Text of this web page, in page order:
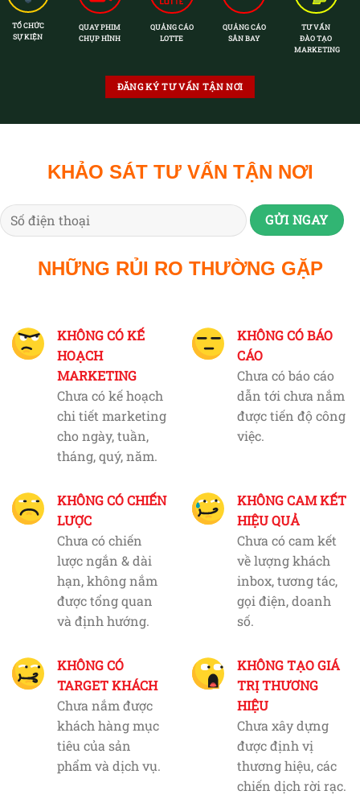
TỔ CHỨC
SỰ KIỆN
QUAY PHIM
CHỤP HÌNH
QUẢNG CÁO
LOTTE
QUẢNG CÁO
SÂN BAY
TƯ VẤN
ĐÀO TẠO
MARKETING
ĐĂNG KÝ TƯ VẤN TẬN NƠI
KHẢO SÁT TƯ VẤN TẬN NƠI
NHỮNG RỦI RO THƯỜNG GẶP
KHÔNG CÓ KẾ
HOẠCH
MARKETING
Chưa có kế hoạch
chi tiết marketing
cho ngày, tuần,
tháng, quý, năm.
KHÔNG CÓ BÁO
CÁO
Chưa có báo cáo
dẫn tới chưa nắm
được tiến độ công
việc.
KHÔNG CÓ CHIẾN
LƯỢC
Chưa có chiến
lược ngắn & dài
hạn, không nắm
được tổng quan
và định hướng.
KHÔNG CAM KẾT
HIỆU QUẢ
Chưa có cam kết
về lượng khách
inbox, tương tác,
gọi điện, doanh
số.
KHÔNG CÓ
TARGET KHÁCH
Chưa nắm được
khách hàng mục
tiêu của sản
phẩm và dịch vụ.
KHÔNG TẠO GIÁ
TRỊ THƯƠNG
HIỆU
Chưa xây dựng
được định vị
thương hiệu, các
chiến dịch rời rạc.